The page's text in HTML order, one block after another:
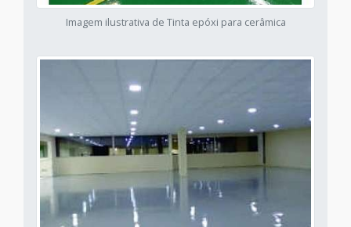
Imagem ilustrativa de Tinta epóxi para cerâmica